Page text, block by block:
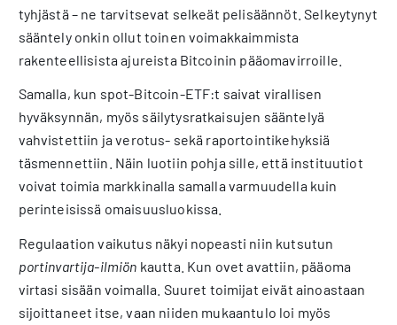
tyhjästä – ne tarvitsevat selkeät pelisäännöt. Selkeytynyt
sääntely onkin ollut toinen voimakkaimmista
rakenteellisista ajureista Bitcoinin pääomavirroille.
Samalla, kun spot-Bitcoin-ETF:t saivat virallisen
hyväksynnän, myös säilytysratkaisujen sääntelyä
vahvistettiin ja verotus- sekä raportointikehyksiä
täsmennettiin. Näin luotiin pohja sille, että instituutiot
voivat toimia markkinalla samalla varmuudella kuin
perinteisissä omaisuusluokissa.
Regulaation vaikutus näkyi nopeasti niin kutsutun
portinvartija-ilmiön kautta. Kun ovet avattiin, pääoma
virtasi sisään voimalla. Suuret toimijat eivät ainoastaan
sijoittaneet itse, vaan niiden mukaantulo loi myös